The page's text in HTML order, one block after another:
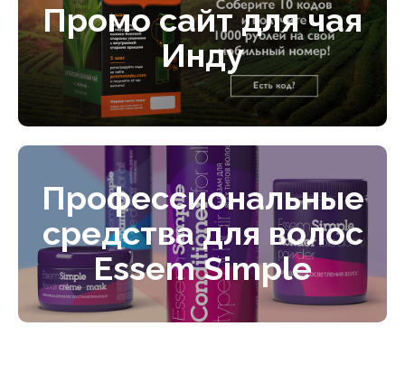
Промо сайт для чая
Инду
Профессиональные
средства для волос
Essem Simple